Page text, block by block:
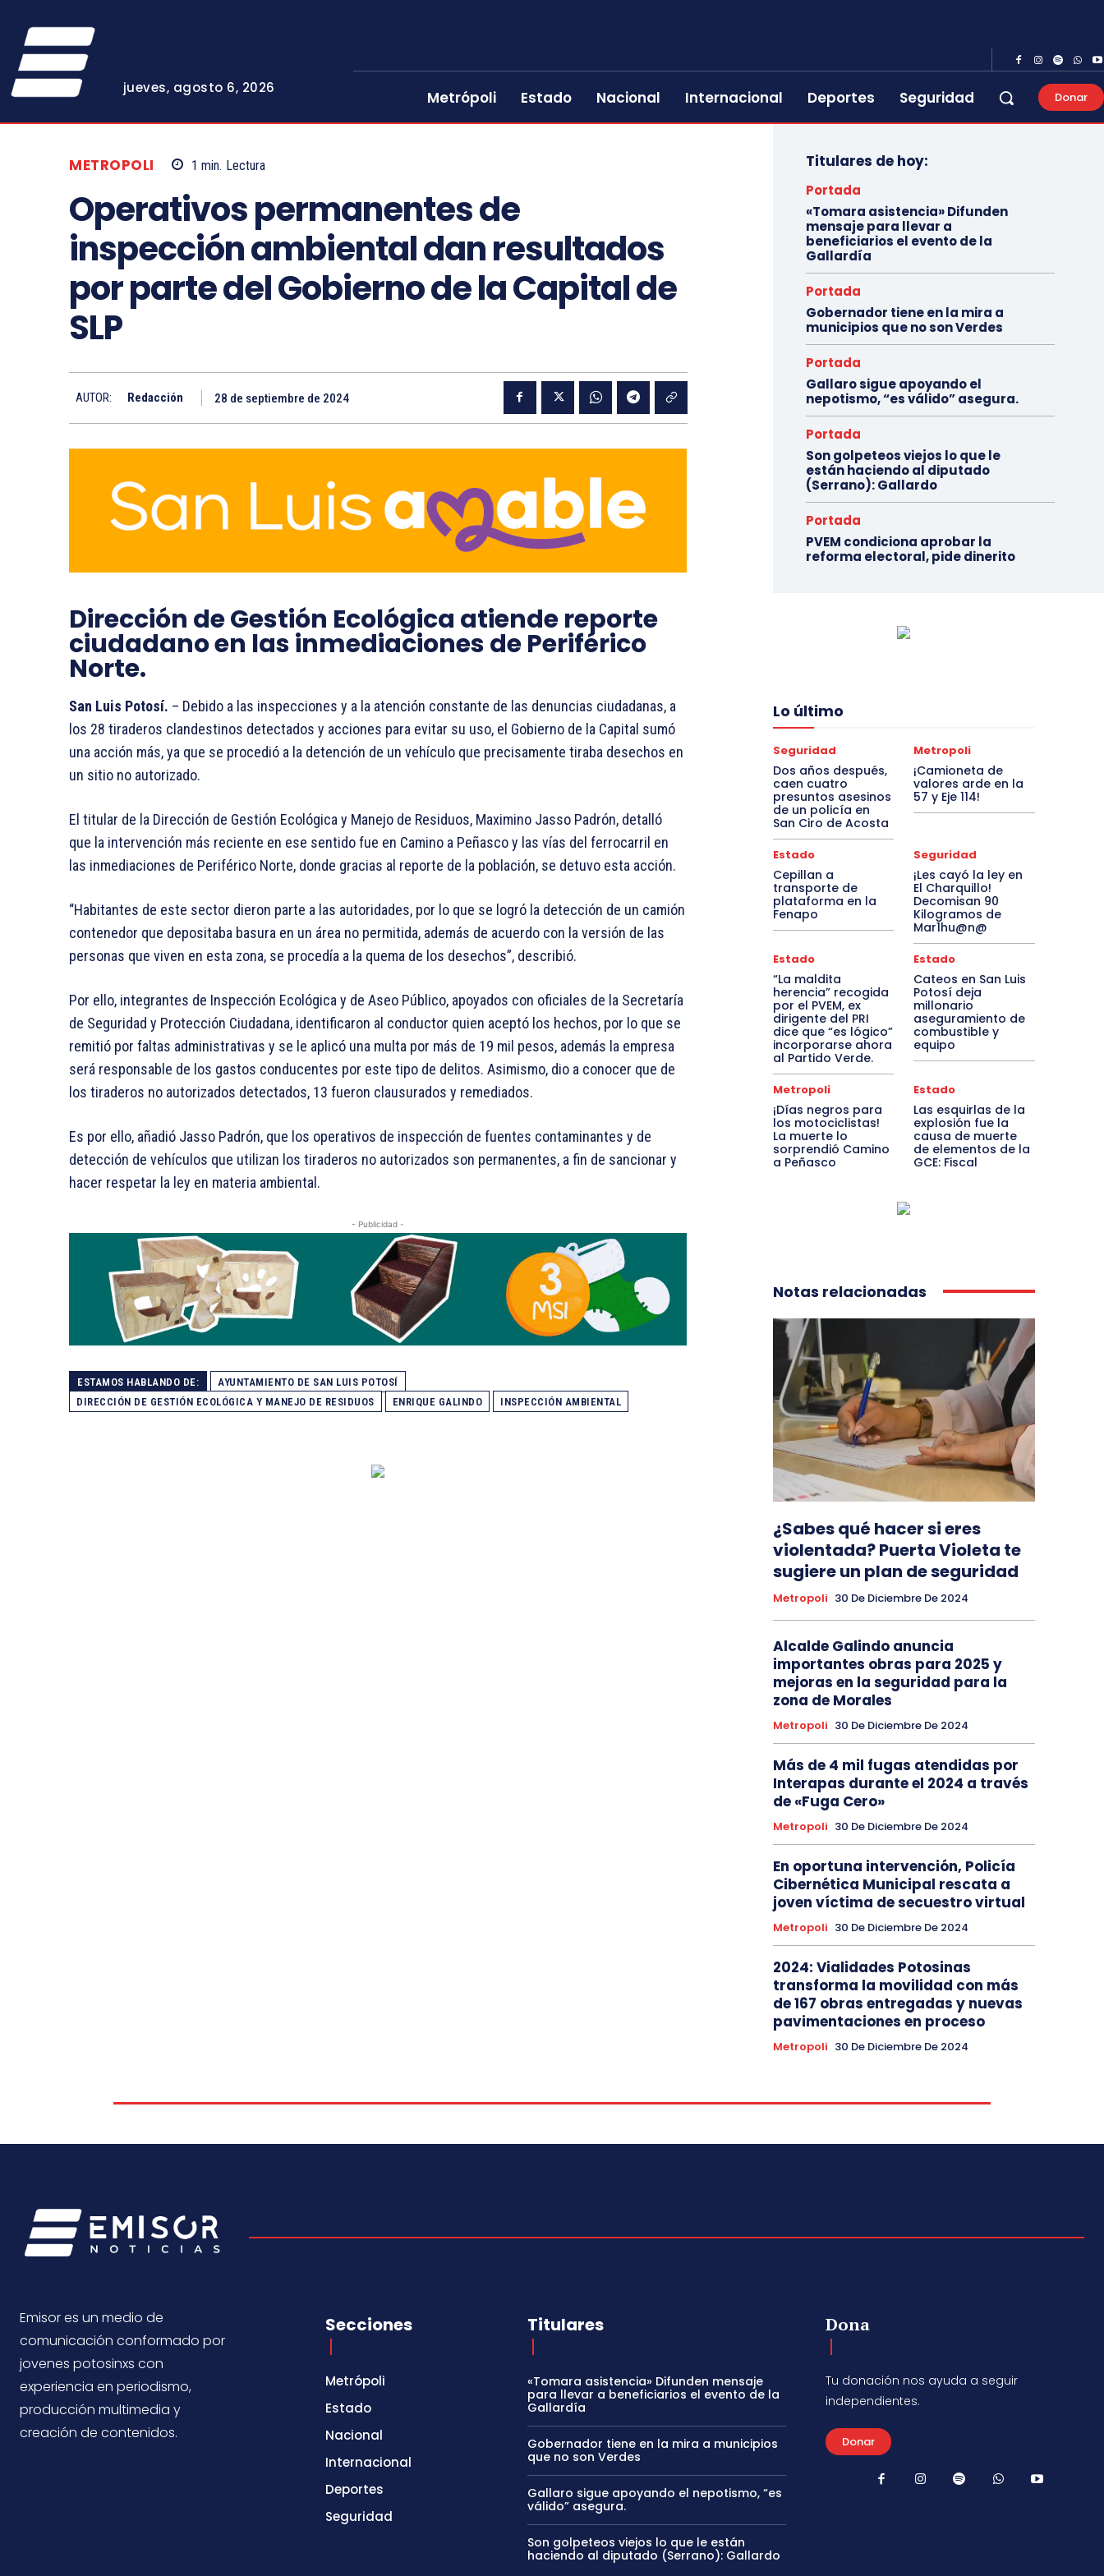
jueves, agosto 6, 2026
Metrópoli Estado Nacional Internacional Deportes Seguridad Donar
METROPOLI 1 min. Lectura
Operativos permanentes de
inspección ambiental dan resultados
por parte del Gobierno de la Capital de
SLP
AUTOR: Redacción 28 de septiembre de 2024
Dirección de Gestión Ecológica atiende reporte
ciudadano en las inmediaciones de Periférico
Norte.
San Luis Potosí. – Debido a las inspecciones y a la atención constante de las denuncias ciudadanas, a
los 28 tiraderos clandestinos detectados y acciones para evitar su uso, el Gobierno de la Capital sumó
una acción más, ya que se procedió a la detención de un vehículo que precisamente tiraba desechos en
un sitio no autorizado.
El titular de la Dirección de Gestión Ecológica y Manejo de Residuos, Maximino Jasso Padrón, detalló
que la intervención más reciente en ese sentido fue en Camino a Peñasco y las vías del ferrocarril en
las inmediaciones de Periférico Norte, donde gracias al reporte de la población, se detuvo esta acción.
“Habitantes de este sector dieron parte a las autoridades, por lo que se logró la detección de un camión
contenedor que depositaba basura en un área no permitida, además de acuerdo con la versión de las
personas que viven en esta zona, se procedía a la quema de los desechos”, describió.
Por ello, integrantes de Inspección Ecológica y de Aseo Público, apoyados con oficiales de la Secretaría
de Seguridad y Protección Ciudadana, identificaron al conductor quien aceptó los hechos, por lo que se
remitió por faltas administrativas y se le aplicó una multa por más de 19 mil pesos, además la empresa
será responsable de los gastos conducentes por este tipo de delitos. Asimismo, dio a conocer que de
los tiraderos no autorizados detectados, 13 fueron clausurados y remediados.
Es por ello, añadió Jasso Padrón, que los operativos de inspección de fuentes contaminantes y de
detección de vehículos que utilizan los tiraderos no autorizados son permanentes, a fin de sancionar y
hacer respetar la ley en materia ambiental.
- Publicidad -
ESTAMOS HABLANDO DE:
AYUNTAMIENTO DE SAN LUIS POTOSÍ
DIRECCIÓN DE GESTIÓN ECOLÓGICA Y MANEJO DE RESIDUOS
ENRIQUE GALINDO INSPECCIÓN AMBIENTAL
Titulares de hoy:
Portada
«Tomara asistencia» Difunden
mensaje para llevar a
beneficiarios el evento de la
Gallardía
Portada
Gobernador tiene en la mira a
municipios que no son Verdes
Portada
Gallaro sigue apoyando el
nepotismo, “es válido” asegura.
Portada
Son golpeteos viejos lo que le
están haciendo al diputado
(Serrano): Gallardo
Portada
PVEM condiciona aprobar la
reforma electoral, pide dinerito
Lo último
Seguridad
Dos años después,
caen cuatro
presuntos asesinos
de un policía en
San Ciro de Acosta
Metropoli
¡Camioneta de
valores arde en la
57 y Eje 114!
Estado
Cepillan a
transporte de
plataforma en la
Fenapo
Seguridad
¡Les cayó la ley en
El Charquillo!
Decomisan 90
Kilogramos de
Mar1hu@n@
Estado
“La maldita
herencia” recogida
por el PVEM, ex
dirigente del PRI
dice que “es lógico”
incorporarse ahora
al Partido Verde.
Estado
Cateos en San Luis
Potosí deja
millonario
aseguramiento de
combustible y
equipo
Metropoli
¡Días negros para
los motociclistas!
La muerte lo
sorprendió Camino
a Peñasco
Estado
Las esquirlas de la
explosión fue la
causa de muerte
de elementos de la
GCE: Fiscal
Notas relacionadas
¿Sabes qué hacer si eres
violentada? Puerta Violeta te
sugiere un plan de seguridad
Metropoli 30 De Diciembre De 2024
Alcalde Galindo anuncia
importantes obras para 2025 y
mejoras en la seguridad para la
zona de Morales
Metropoli 30 De Diciembre De 2024
Más de 4 mil fugas atendidas por
Interapas durante el 2024 a través
de «Fuga Cero»
Metropoli 30 De Diciembre De 2024
En oportuna intervención, Policía
Cibernética Municipal rescata a
joven víctima de secuestro virtual
Metropoli 30 De Diciembre De 2024
2024: Vialidades Potosinas
transforma la movilidad con más
de 167 obras entregadas y nuevas
pavimentaciones en proceso
Metropoli 30 De Diciembre De 2024
Emisor es un medio de
comunicación conformado por
jovenes potosinxs con
experiencia en periodismo,
producción multimedia y
creación de contenidos.
Secciones
Metrópoli
Estado
Nacional
Internacional
Deportes
Seguridad
Titulares
«Tomara asistencia» Difunden mensaje
para llevar a beneficiarios el evento de la
Gallardía
Gobernador tiene en la mira a municipios
que no son Verdes
Gallaro sigue apoyando el nepotismo, “es
válido” asegura.
Son golpeteos viejos lo que le están
haciendo al diputado (Serrano): Gallardo
Dona
Tu donación nos ayuda a seguir
independientes.
Donar